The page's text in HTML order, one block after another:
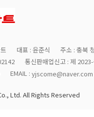
대표 : 윤준식
주소 : 충북
통신판매업신고 : 제
EMAIL : yjscome@naver.com
Ltd. All Rights Reserved